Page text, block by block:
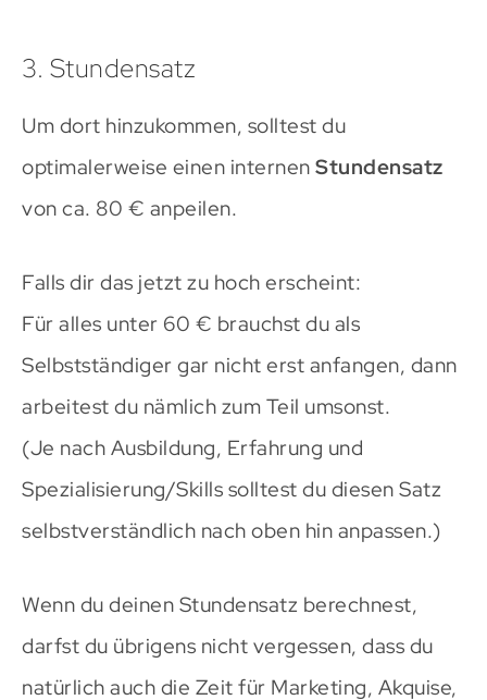
3. Stundensatz
Um dort hinzukommen, solltest du
optimalerweise einen internen Stundensatz
von ca. 80 € anpeilen.
Falls dir das jetzt zu hoch erscheint:
Für alles unter 60 € brauchst du als
Selbstständiger gar nicht erst anfangen, dann
arbeitest du nämlich zum Teil umsonst.
(Je nach Ausbildung, Erfahrung und
Spezialisierung/Skills solltest du diesen Satz
selbstverständlich nach oben hin anpassen.)
Wenn du deinen Stundensatz berechnest,
darfst du übrigens nicht vergessen, dass du
natürlich auch die Zeit für Marketing, Akquise,